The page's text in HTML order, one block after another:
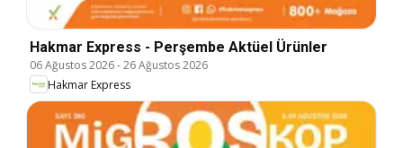
Hakmar Express - Perşembe Aktüel Ürünler
06 Ağustos 2026-26 Ağustos 2026
Hakmar Express